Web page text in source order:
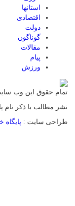
استانها
اقتصادی
دولت
گوناگون
مقالات
پیام
ورزش
تمام حقوق این وب
نشر مطالب با ذکر نام
طراحی سایت : پایگاه